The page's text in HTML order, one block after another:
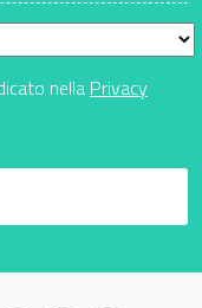
nella Privacy